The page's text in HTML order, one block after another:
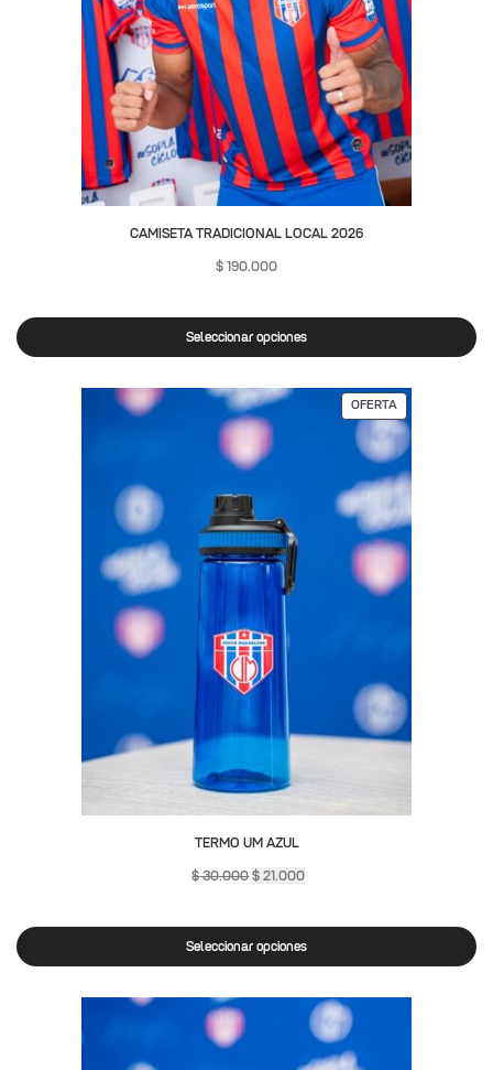
CAMISETA TRADICIONAL LOCAL 2026
$ 190.000
Seleccionar opciones
OFERTA
TERMO UM AZUL
$30.000 $ 21.000
Seleccionar opciones